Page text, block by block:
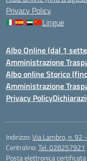
Privacy Policy
Lingue
Albo Online (dal 1
Amministrazione
Albo online Storico
Amministrazione
Privacy Policy
Indirizzo:Via Lambro, n. 92
Centralino:Tel. 028257921
Posta elettronica certificata